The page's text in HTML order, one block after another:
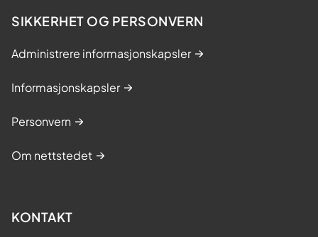
SIKKERHET OG PERSONVERN
Administrere informasjonskapsler
Informasjonskapsler
Personvern
Om nettstedet
KONTAKT